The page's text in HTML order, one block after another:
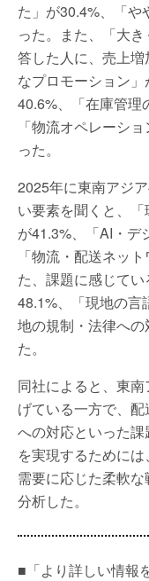
た」が30.4%、「や
った。また、「大
答した人に、売上
なプロモーション
40.6%、「在庫管理
「物流オペレーシ
った。
2025年に東南アジ
い要素を聞くと、「
が41.3%、「AI・デ
「物流・配送ネッ
た、課題に感じて
48.1%、「現地の言
地の規制・法律へ
た。
同社によると、東
げている一方で、
への対応といった
を実現するために
需要に応じた柔軟
分析した。
■「より詳しい情報